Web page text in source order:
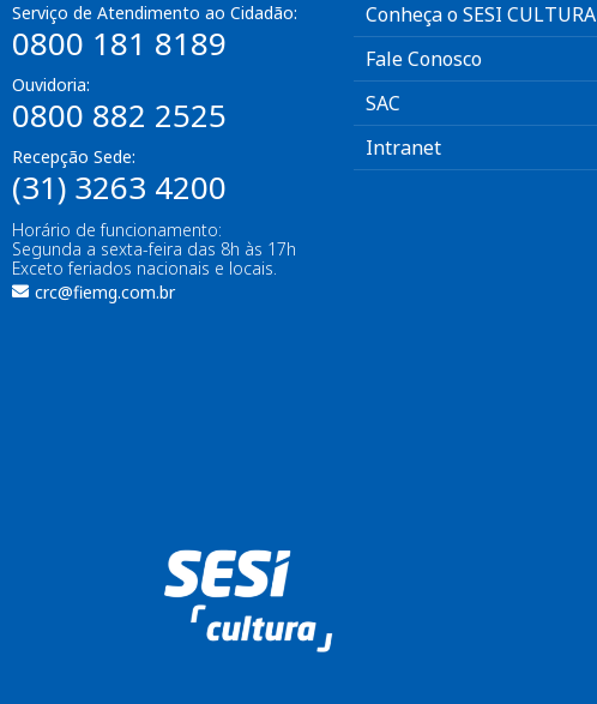
Serviço de Atendimento ao Cidadão:
0800 181 8189
Ouvidoria:
0800 882 2525
Recepção Sede:
(31) 3263 4200
Horário de funcionamento:
Segunda a sexta-feira das 8h às 17h
Exceto feriados nacionais e locais.
crc@fiemg.com.br
Conheça o SESI CULTURA
Fale Conosco
SAC
Intranet